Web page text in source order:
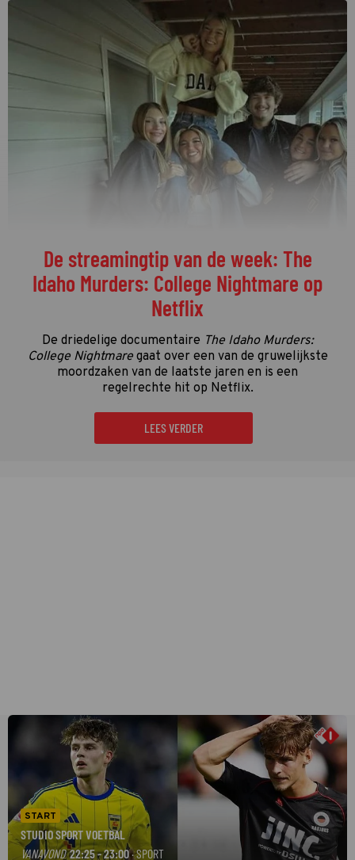
De streamingtip van de week: The
Idaho Murders: College Nightmare op
Netflix
De driedelige documentaire The Idaho Murders:
College Nightmaregaat over een van de gruwelijkste
moordzaken van de laatste jaren en is een
regelrechte hit op Netflix.
LEES VERDER
START
STUDIO SPORT VOETBAL
VANAVOND 22:25 - 23:00· SPORT